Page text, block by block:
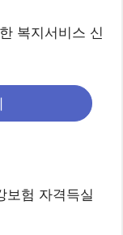
복지서비스 신
보험 자격득실